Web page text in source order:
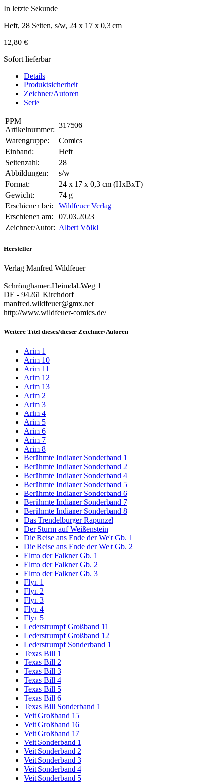
In letzte Sekunde
Heft, 28 Seiten, s/w, 24 x 17 x 0,3 cm
12,80 €
Sofort lieferbar
Details
Produktsicherheit
Zeichner/Autoren
Serie
PPM
Artikelnummer:
317506
Warengruppe:
Comics
Einband:
Heft
Seitenzahl:
28
Abbildungen:
s/w
Format:
24 x 17 x 0,3 cm (HxBxT)
Gewicht:
74 g
Erschienen bei:
Wildfeuer Verlag
Erschienen am:
07.03.2023
Zeichner/Autor: Albert Völkl
Hersteller
Verlag Manfred Wildfeuer
Schrönghamer-Heimdal-Weg 1
DE - 94261 Kirchdorf
manfred.wildfeuer@gmx.net
http://www.wildfeuer-comics.de/
Weitere Titel dieses/dieser Zeichner/Autoren
Arim 1
Arim 10
Arim 11
Arim 12
Arim 13
Arim 2
Arim 3
Arim 4
Arim 5
Arim 6
Arim 7
Arim 8
Berühmte Indianer Sonderband 1
Berühmte Indianer Sonderband 2
Berühmte Indianer Sonderband 4
Berühmte Indianer Sonderband 5
Berühmte Indianer Sonderband 6
Berühmte Indianer Sonderband 7
Berühmte Indianer Sonderband 8
Das Trendelburger Rapunzel
Der Sturm auf Weißenstein
Die Reise ans Ende der Welt Gb. 1
Die Reise ans Ende der Welt Gb. 2
Elmo der Falkner Gb. 1
Elmo der Falkner Gb. 2
Elmo der Falkner Gb. 3
Flyn 1
Flyn 2
Flyn 3
Flyn 4
Flyn 5
Lederstrumpf Großband 11
Lederstrumpf Großband 12
Lederstrumpf Sonderband 1
Texas Bill 1
Texas Bill 2
Texas Bill 3
Texas Bill 4
Texas Bill 5
Texas Bill 6
Texas Bill Sonderband 1
Veit Großband 15
Veit Großband 16
Veit Großband 17
Veit Sonderband 1
Veit Sonderband 2
Veit Sonderband 3
Veit Sonderband 4
Veit Sonderband 5